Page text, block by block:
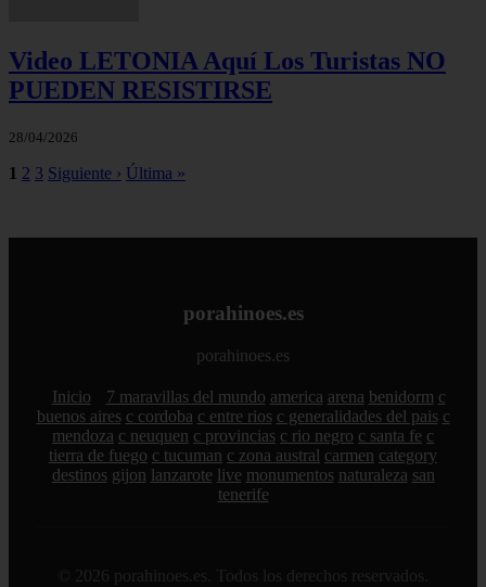
Video LETONIA Aquí Los Turistas NO
PUEDEN RESISTIRSE
28/04/2026
1 2 3 Siguiente › Última »
porahinoes.es
porahinoes.es
Inicio 7 maravillas del mundo america arena benidorm c
buenos aires c cordoba c entre rios c generalidades del pais c
mendoza c neuquen c provincias c rio negro c santa fe c
tierra de fuego c tucuman c zona austral carmen category
destinos gijon lanzarote live monumentos naturaleza san
tenerife
© 2026 porahinoes.es. Todos los derechos reservados.